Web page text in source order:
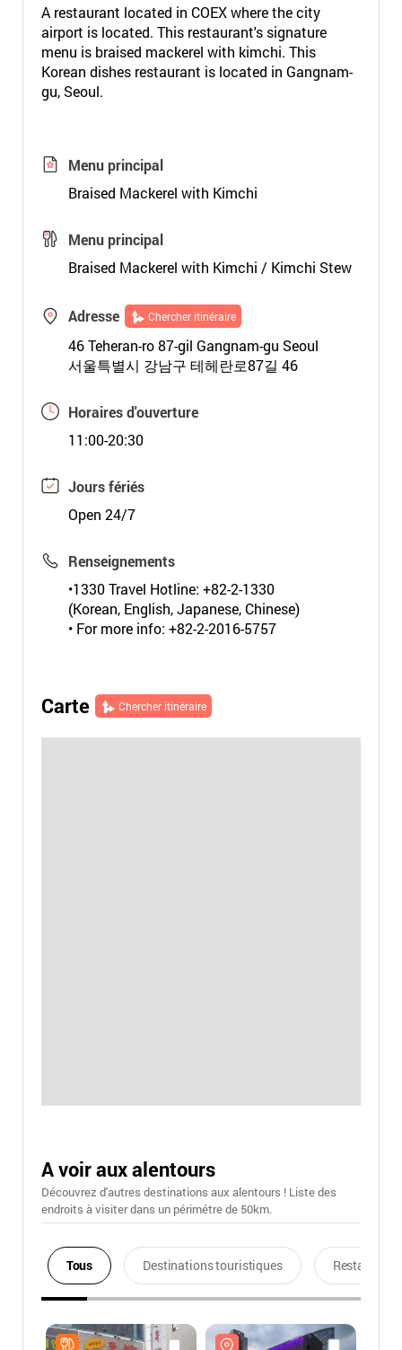
A restaurant located in COEX where the city
airport is located. This restaurant's signature
menu is braised mackerel with kimchi. This
Korean dishes restaurant is located in Gangnam-
gu, Seoul.
Menu principal
Braised Mackerel with Kimchi
Menu principal
Braised Mackerel with Kimchi / Kimchi Stew
Adresse Chercher itinéraire
46 Teheran-ro 87-gil Gangnam-gu Seoul
서울특별시 강남구 테헤란로87길 46
Horaires d'ouverture
11:00-20:30
Jours fériés
Open 24/7
Renseignements
•1330 Travel Hotline: +82-2-1330
(Korean, English, Japanese, Chinese)
• For more info: +82-2-2016-5757
Carte Chercher itinéraire
A voir aux alentours
Découvrez d'autres destinations aux alentours ! Liste des
endroits à visiter dans un périmétre de 50km.
Tous Destinations touristiques Restaurants